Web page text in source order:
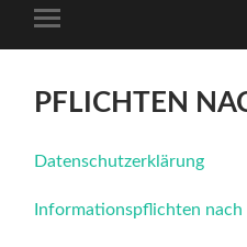
Menü
PFLICHTEN
Datenschutzerklärung
Informationspflichten nach